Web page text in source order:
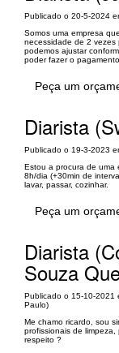
Publicado o 20-5-2024
Somos uma empresa
necessidade de 2 vezes
podemos ajustar
poder fazer o
Peça um
Diarista
Publicado o 19-3-2023
Estou a procura de uma
8h/dia (+30min de
lavar, passar, cozinhar.
Peça um
Diarista
Souza
Publicado o 15-10-2021
Paulo)
Me chamo ricardo, sou
profissionais de
respeito ?